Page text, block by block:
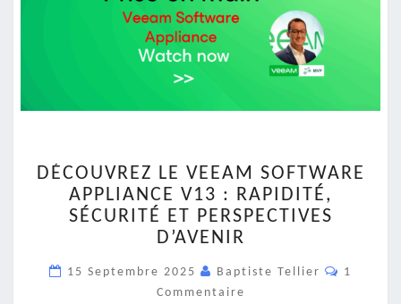
LE
VEEAM
SOFTWARE
APPLIANCE
:
RAPIDITÉ,
DÉCOUVREZ LE VEEAM SOFTWARE
APPLIANCE V13 : RAPIDITÉ,
SÉCURITÉ ET PERSPECTIVES
D’AVENIR
15 Septembre 2025 Baptiste Tellier
1
Commentaire